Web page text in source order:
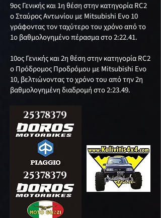
9ος Γενικής και 1η θέση στην κατηγορία RC2
ο Σταύρος Αντωνίου με Mitsubishi Evo 10
γράφοντας τον ταχύτερο του χρόνο από το
1ο βαθμολογημένο πέρασμα στο 2:22.41.
10ος Γενικής και 2η θέση στην κατηγορία RC2
ο Πρόδρομος Προδρόμου με Mitsubishi Evo
10, βελτιώνοντας το χρόνο του από την 2η
βαθμολογημένη διαδρομή στο 2:23.49.
25378379
25378379